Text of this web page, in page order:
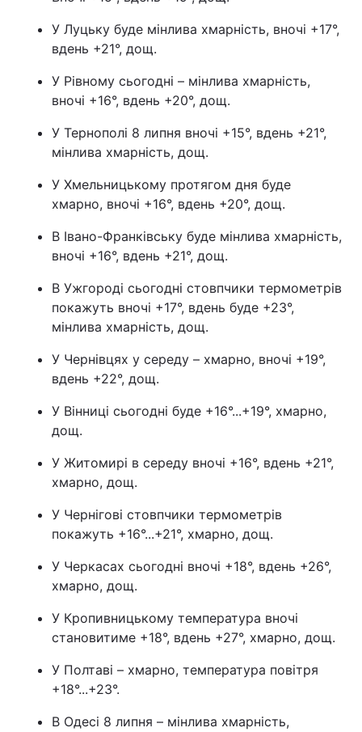
У Луцьку буде мінлива хмарність, вночі +17°,
вдень +21°, дощ.
У Рівному сьогодні – мінлива хмарність,
вночі +16°, вдень +20°, дощ.
У Тернополі 8 липня вночі +15°, вдень +21°,
мінлива хмарність, дощ.
У Хмельницькому протягом дня буде
хмарно, вночі +16°, вдень +20°, дощ.
В Івано-Франківську буде мінлива хмарність,
вночі +16°, вдень +21°, дощ.
В Ужгороді сьогодні стовпчики термометрів
покажуть вночі +17°, вдень буде +23°,
мінлива хмарність, дощ.
У Чернівцях у середу – хмарно, вночі +19°,
вдень +22°, дощ.
У Вінниці сьогодні буде +16°...+19°, хмарно,
дощ.
У Житомирі в середу вночі +16°, вдень +21°,
хмарно, дощ.
У Чернігові стовпчики термометрів
покажуть +16°...+21°, хмарно, дощ.
У Черкасах сьогодні вночі +18°, вдень +26°,
хмарно, дощ.
У Кропивницькому температура вночі
становитиме +18°, вдень +27°, хмарно, дощ.
У Полтаві – хмарно, температура повітря
+18°...+23°.
В Одесі 8 липня – мінлива хмарність,